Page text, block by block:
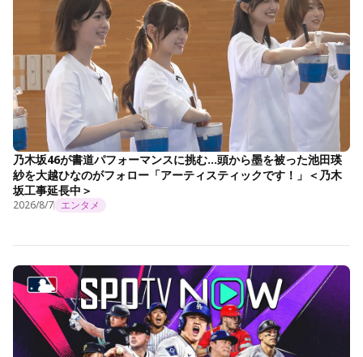
乃木坂46が書道パフォーマンスに挑む…頭から墨を被った池田瑛
紗を大越ひなのがフォロー「アーティスティックです！」＜乃木
坂工事延長中＞
2026/8/7 エンタメ